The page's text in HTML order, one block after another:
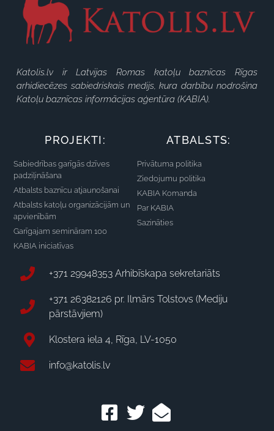
Katolis.lv ir Latvijas Romas katoļu baznīcas Rīgas
arhidiecēzes sabiedriskais medijs, kura darbību nodrošina
Katoļu baznīcas informācijas aģentūra (KABIA).
PROJEKTI:
Sabiedrības garīgās dzīves
padziļināšana
Atbalsts baznīcu atjaunošanai
Atbalsts katoļu organizācijām un
apvienībām
Garīgajam semināram 100
KABIA iniciatīvas
ATBALSTS:
Privātuma politika
Ziedojumu politika
KABIA Komanda
Par KABIA
Sazināties
+371 29948353 Arhibīskapa sekretariāts
+371 26382126 pr. Ilmārs Tolstovs (Mediju
pārstāvjiem)
Klostera iela 4, Rīga, LV-1050
info@katolis.lv